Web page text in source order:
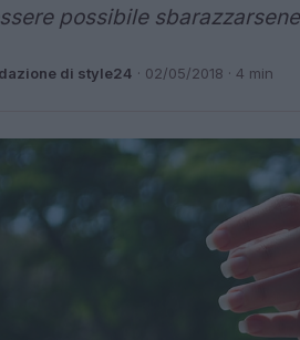
possibile
di style24 · 02/05/2018 · 4 min